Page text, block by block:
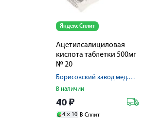
Яндекс Сплит
Ацетилсалициловая
кислота таблетки 500мг
№ 20
Борисовский завод мед.препаратов
В наличии
40 ₽
4 × 10 В Сплит